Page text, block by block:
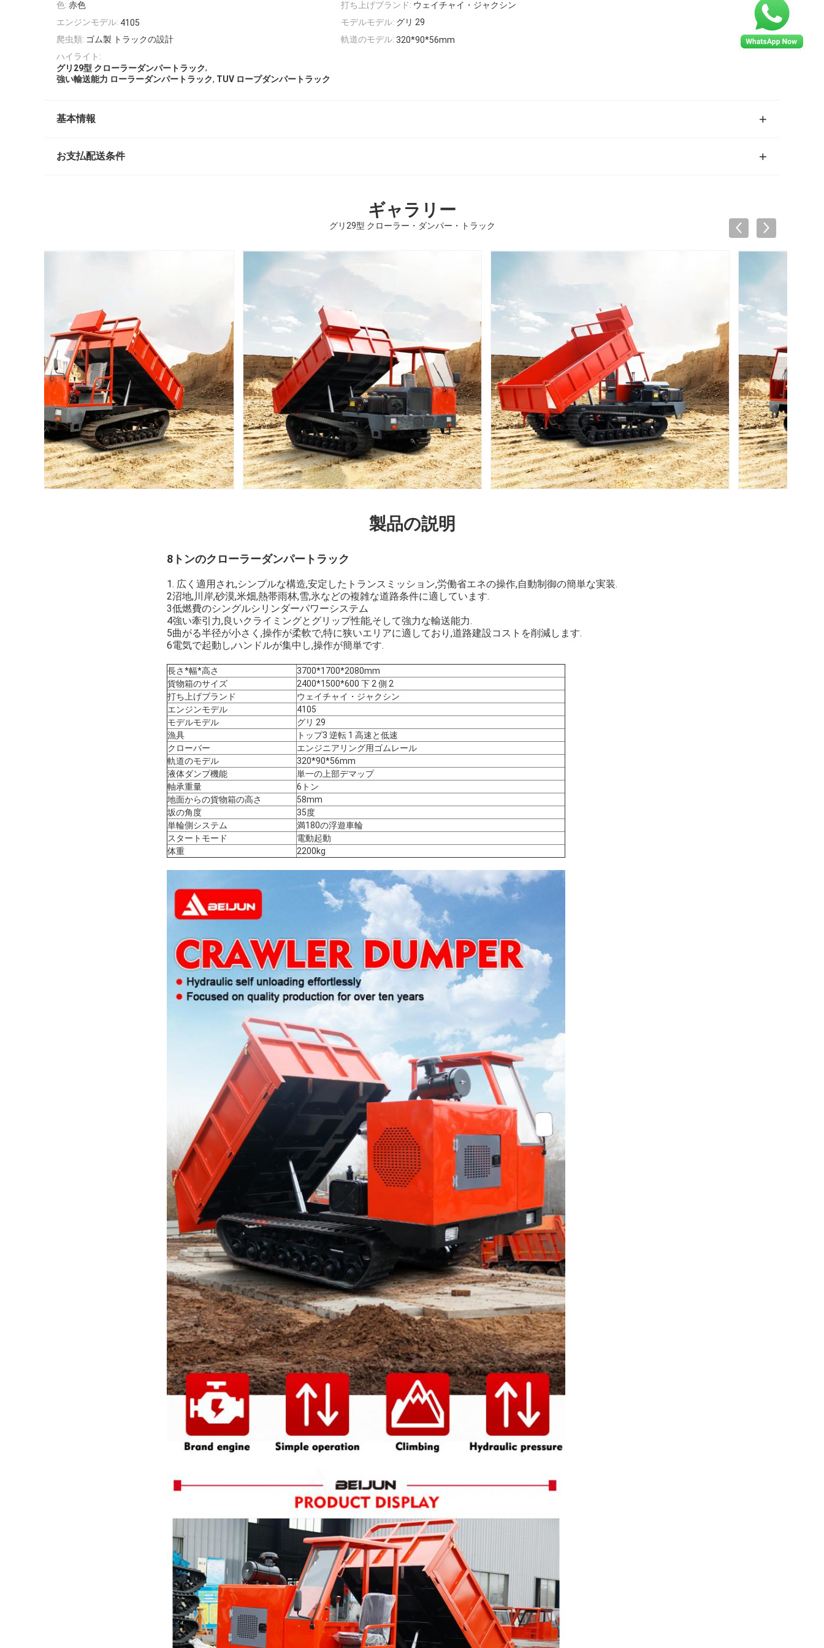
メッセージ 折り返しご連絡いたします！
送信
色: 赤色 打ち上げブランド: ウェイチャイ・ジャクシン
エンジンモデル: 4105 モデルモデル: グリ 29
爬虫類: ゴム製 トラックの設計 軌道のモデル: 320*90*56mm
ハイライト:
グリ29型 クローラーダンパートラック,
強い輸送能力 ローラーダンパートラック, TUV ロープダンパートラック
基本情報
お支払配送条件
ギャラリー
グリ29型 クローラー・ダンパー・トラック
製品の説明
8トンのクローラーダンパートラック
1. 広く適用され,シンプルな構造,安定したトランスミッション,労働省エネの操作,自動制御の簡単な実装.
2沼地,川岸,砂漠,米畑,熱帯雨林,雪,氷などの複雑な道路条件に適しています.
3低燃費のシングルシリンダーパワーシステム
4強い牽引力,良いクライミングとグリップ性能,そして強力な輸送能力.
5曲がる半径が小さく,操作が柔軟で,特に狭いエリアに適しており,道路建設コストを削減します.
6電気で起動し,ハンドルが集中し,操作が簡単です.
長さ*幅*高さ
3700*1700*2080mm
貨物箱のサイズ
2400*1500*600 下 2 側 2
打ち上げブランド
ウェイチャイ・ジャクシン
エンジンモデル
4105
モデルモデル
グリ 29
漁具
トップ3 逆転 1 高速と低速
クローバー
エンジニアリング用ゴムレール
軌道のモデル
320*90*56mm
液体ダンプ機能
単一の上部デマップ
軸承重量
6トン
地面からの貨物箱の高さ
58mm
坂の角度
35度
単輪側システム
満180の浮遊車輪
スタートモード
電動起動
体重
2200kg